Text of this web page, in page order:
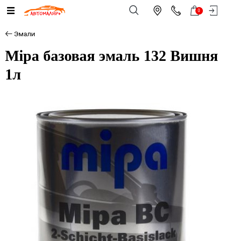
0
Эмали
Mipa базовая эмаль 132 Вишня
1л